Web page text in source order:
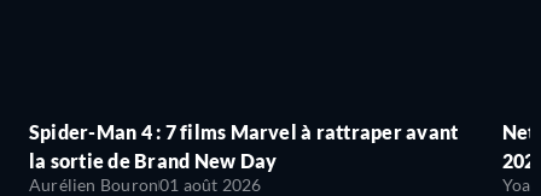
Spider-Man 4 : 7 films Marvel à rattraper avant
la sortie de Brand New Day
Aurélien Bouron01 août 2026